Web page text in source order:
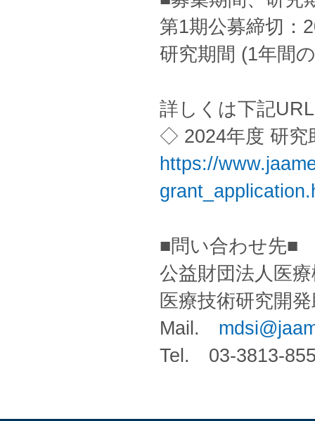
第1期公募締切：
研究期間 (1年間
詳しくは下記
◇ 2024年度 研究
https://
■問い合わせ先■
公益財団法人医
医療技術研究開
Mail.
Tel. 03-3813-